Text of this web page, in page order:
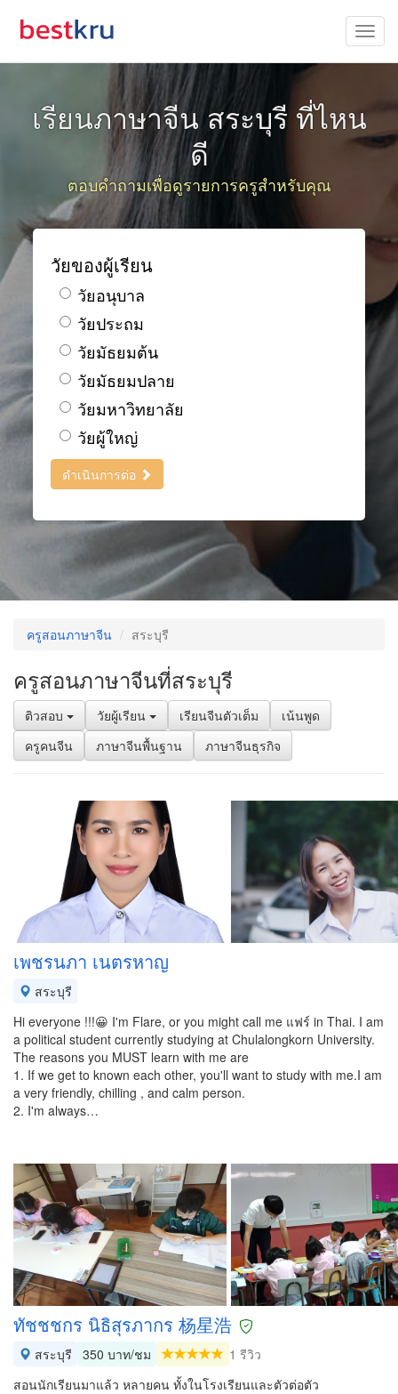
เรียนภาษาจีน สระบุรี ที่ไหน
ดี
ตอบคำถามเพื่อดูรายการครูสำหรับคุณ
วัยของผู้เรียน
วัยอนุบาล
วัยประถม
วัยมัธยมต้น
วัยมัธยมปลาย
วัยมหาวิทยาลัย
วัยผู้ใหญ่
ดำเนินการต่อ
ครูสอนภาษาจีน สระบุรี
ครูสอนภาษาจีนที่สระบุรี
ติวสอบ วัยผู้เรียน เรียนจีนตัวเต็ม
เน้นพูด
ครูคนจีน
ภาษาจีนพื้นฐาน ภาษาจีนธุรกิจ
เพชรนภา เนตรหาญ
สระบุรี
Hi everyone !!!😀 I'm Flare, or you might call me แฟร์ in Thai. I am
a political student currently studying at Chulalongkorn University.
The reasons you MUST learn with me are
1. If we get to known each other, you'll want to study with me.I am
a very friendly, chilling , and calm person.
2. I'm always…
ทัชชชกร นิธิสุรภากร 杨星浩
สระบุรี 350 บาท/ชม
1 รีวิว
สอนนักเรียนมาแล้ว หลายคน ทั้งในโรงเรียนและตัวต่อตัว